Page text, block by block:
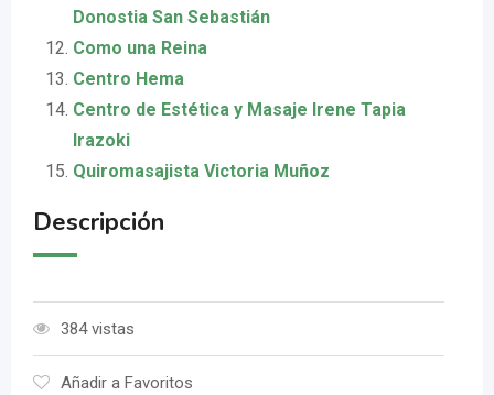
Donostia San Sebastián
Como una Reina
Centro Hema
Centro de Estética y Masaje Irene Tapia
Irazoki
Quiromasajista Victoria Muñoz
Descripción
384 vistas
Añadir a Favoritos